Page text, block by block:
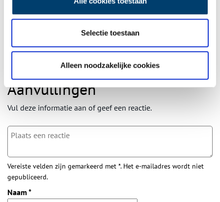
Selectie toestaan
Alleen noodzakelijke cookies
wekelijkse nieuwsbrief!
Bij inschrijving gaat u akkoord met onsprivacybeleid.
Aanvullingen
Vul deze informatie aan of geef een reactie.
Vereiste velden zijn gemarkeerd met *. Het e-mailadres wordt niet
gepubliceerd.
Naam *